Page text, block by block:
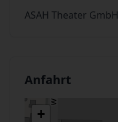
ASAH Theater GmbH
Anfahrt
+